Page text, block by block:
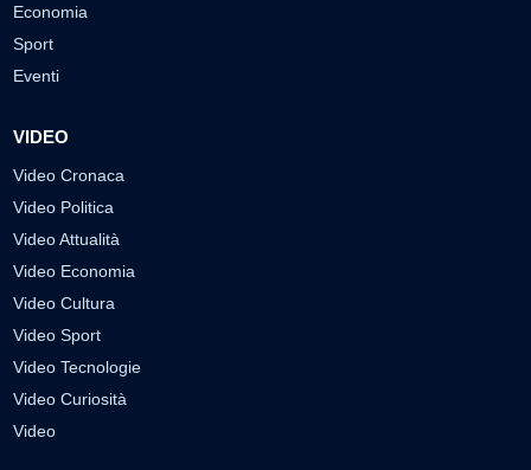
Economia
Sport
Eventi
VIDEO
Video Cronaca
Video Politica
Video Attualità
Video Economia
Video Cultura
Video Sport
Video Tecnologie
Video Curiosità
Video